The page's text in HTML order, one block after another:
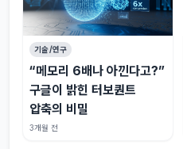
기술/연구
“메모리 6배나 아낀다고?”
구글이 밝힌 터보퀀트
압축의 비밀
3개월 전